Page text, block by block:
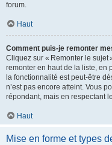
forum.
Haut
Comment puis-je remonter
Cliquez sur « Remonter le sujet
remonter en haut de la liste, en
la fonctionnalité est peut-être
n’est pas encore atteint. Vous
répondant, mais en respectant
Haut
Mise en forme et types